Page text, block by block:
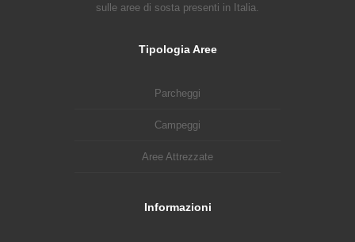
sulle aree di sosta presenti in Italia.
Tipologia Aree
Parcheggi
Campeggi
Aree Attrezzate
Informazioni